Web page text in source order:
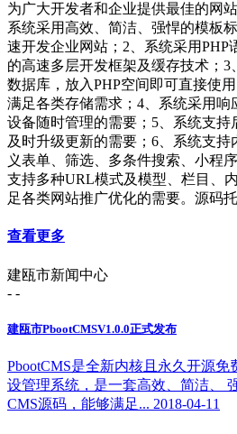
为广大开发者和企业提供最佳的网
系统采用高效、简洁、强悍的模板
速开发企业网站；2、系统采用PHP
的高速多层开发框架及缓存技术；3
数据库，放入PHP空间即可直接使
满足各类存储需求；4、系统采用
设备随时管理的需要；5、系统支
及时升级更新的需要；6、系统支
义表单、筛选、多条件搜索、小程
支持多种URL模式及模型、栏目、
足各类网站推广优化的需要。源码
查看更多
建瓯市新闻中心
- -
建瓯市PbootCMSV1.0.0正式发布
PbootCMS是全新内核且永久开源免
设管理系统，是一套高效、简洁、
CMS源码，能够满足... 2018-04-11